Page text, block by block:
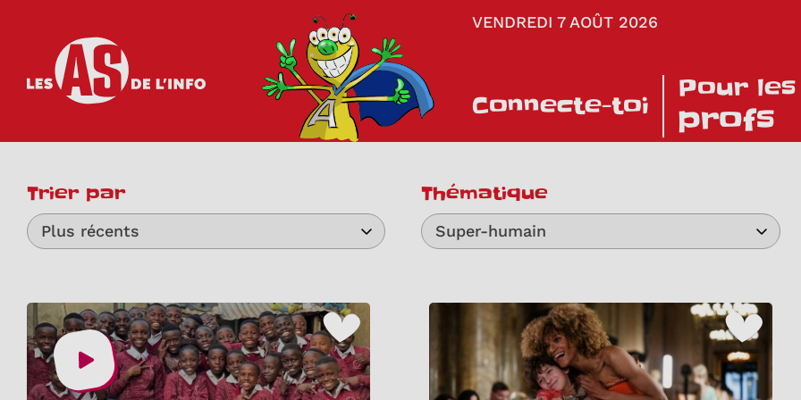
VENDREDI 7 AOÛT 2026
Connecte-toi
Pour les
profs
Trier par
Plus récents
Thématique
Super-humain